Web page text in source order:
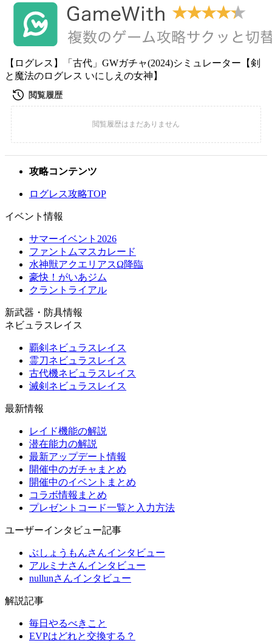
【ログレス】「古代」GWガチャ(2024)シミュレーター【剣
と魔法のログレス いにしえの女神】
攻略コンテンツ
ログレス攻略TOP
イベント情報
サマーイベント2026
ファントムマスカレード
水神獣アクエリアスΩ降臨
豪快！がいあジム
クラントライアル
新武器・防具情報
ネビュラスレイス
覇剣ネビュラスレイス
霊刀ネビュラスレイス
古代機ネビュラスレイス
滅剣ネビュラスレイス
最新情報
レイド機能の解説
潜在能力の解説
最新アップデート情報
開催中のガチャまとめ
開催中のイベントまとめ
コラボ情報まとめ
プレゼントコード一覧と入力方法
ユーザーインタビュー記事
ぶしょうもんさんインタビュー
アルミナさんインタビュー
nullunさんインタビュー
解説記事
毎日やるべきこと
EVPはどれと交換する？